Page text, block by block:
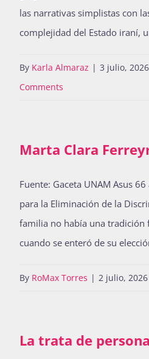
las narrativas simplistas con
complejidad del Estado iraní,
By Karla Almaraz | 3 julio, 2026
Comments
Marta Clara
Fuente: Gaceta UNAM Asus
para la Eliminación de la
familia no había una tradición
cuando se enteró de su
By RoMax Torres | 2 julio, 2026
La trata de